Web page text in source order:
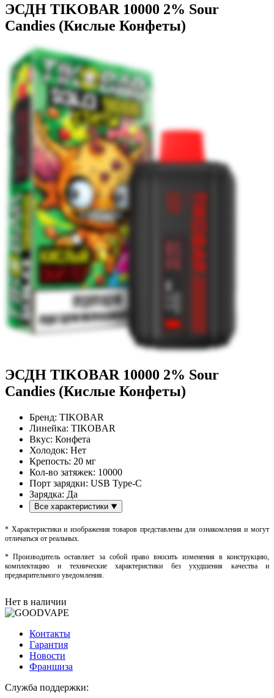
ЭСДН TIKOBAR 10000 2% Sour
Candies (Кислые Конфеты)
ЭСДН TIKOBAR 10000 2% Sour
Candies (Кислые Конфеты)
Бренд: TIKOBAR
Линейка: TIKOBAR
Вкус: Конфета
Холодок: Нет
Крепость: 20 мг
Кол-во затяжек: 10000
Порт зарядки: USB Type-C
Зарядка: Да
Все характеристики
* Характеристики и изображения товаров представлены для ознакомления и могут
отличаться от реальных.
* Производитель оставляет за собой право вносить изменения в конструкцию,
комплектацию и технические характеристики без ухудшения качества и
предварительного уведомления.
Нет в наличии
Контакты
Гарантия
Новости
Франшиза
Служба поддержки: